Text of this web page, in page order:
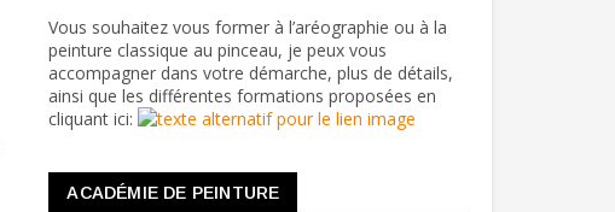
Vous souhaitez vous former à l’aréographie ou à la
peinture classique au pinceau, je peux vous
accompagner dans votre démarche, plus de détails,
ainsi que les différentes formations proposées en
cliquant ici:
ACADÉMIE DE PEINTURE